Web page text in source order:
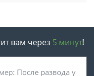
вам через 5 минут!